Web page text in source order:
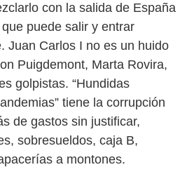
con la salida de España
puede salir y entrar
Juan Carlos I no es un huido
Puigdemont, Marta Rovira,
golpistas. “Hundidas
tiene la corrupción
de gastos sin justificar,
sobresueldos, caja B,
a montones.